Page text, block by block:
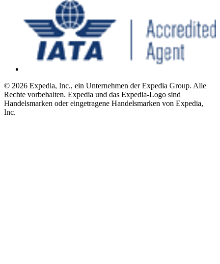
© 2026 Expedia, Inc., ein Unternehmen der Expedia Group. Alle
Rechte vorbehalten. Expedia und das Expedia-Logo sind
Handelsmarken oder eingetragene Handelsmarken von Expedia,
Inc.